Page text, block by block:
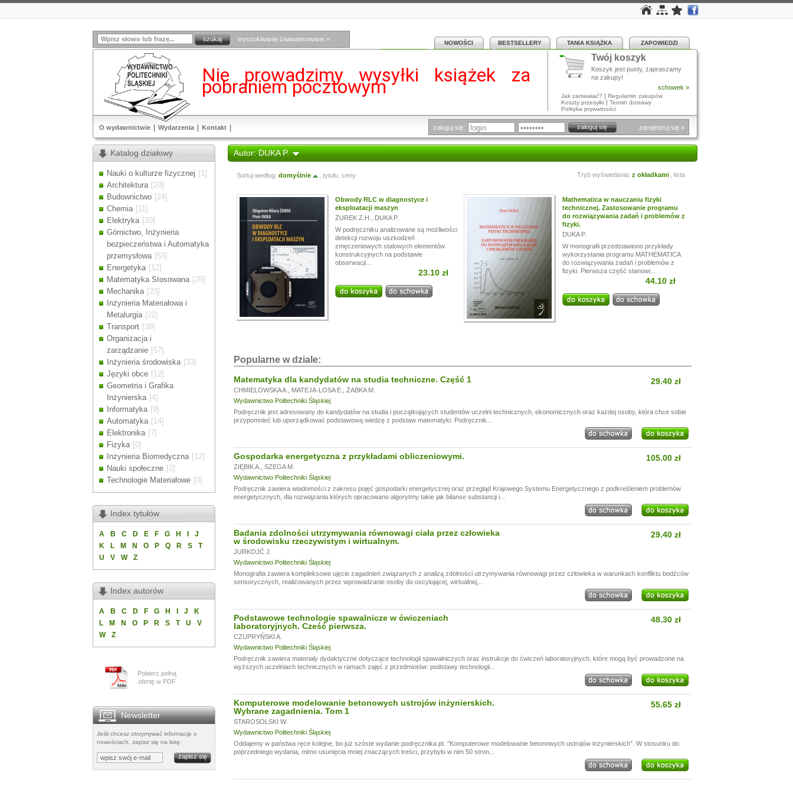
wyszukiwanie zaawansowane »
NOWOŚCI BESTSELLERY TANIA KSIĄŻKA ZAPOWIEDZI
Nie prowadzimy wysyłki książek za
pobraniem pocztowym
Drodzy Klienci!
Ze względu na przerwę wakacyjną, w dniach od13.07. 24.07,
zamówienia mogą być realizowane z opóźnieniem.
Dziękujemy za wyrozumiałość.
Twój koszyk
Koszyk jest pusty, zapraszamy
na zakupy!
schowek »
Jak zamawiać? | Regulamin zakupów
Koszty przesyłki | Termin dostawy
Polityka prywatności
O wydawnictwie Wydarzenia Kontakt zaloguj się: zarejestruj się »
Katalog działowy
Nauki o kulturze fizycznej [1]
Architektura [20]
Budownictwo [24]
Chemia [11]
Elektryka [20]
Górnictwo, Inżynieria
bezpieczeństwa i Automatyka
przemysłowa [53]
Energetyka [12]
Matematyka Stosowana [25]
Mechanika [23]
Inżynieria Materiałowa i
Metalurgia [22]
Transport [38]
Organizacja i
zarządzanie [57]
Inżynieria środowiska [33]
Języki obce [12]
Geometria i Grafika
Inżynierska [4]
Informatyka [9]
Automatyka [14]
Elektronika [7]
Fizyka [0]
Inżynieria Biomedyczna [12]
Nauki społeczne [2]
Technologie Materiałowe [0]
Index tytułów
A B C D E F G H
J
K
L M N O P Q R S
T
U
V W Z
Index autorów
A B C D F G H J
K
L
M N O P R S T U
V
W
Z
Pobierz pełną
ofertę w PDF
Newsletter
Jeśli chcesz otrzymywać informacje o
nowościach, zapisz się na listę:
Autor: DUKA P.
Sortuj według: domyślnie tytułu, ceny Tryb wyświetlania: z okładkami lista
Obwody RLC w diagnostyce i
eksploatacji maszyn
ŻUREK Z.H.
DUKA P.
W podręczniku analizowane są możliwości
detekcji rozwoju uszkodzeń
zmęczeniowych stalowych elementów
konstrukcyjnych na podstawie
obserwacji...
23.10 zł
Mathematica w nauczaniu fizyki
technicznej. Zastosowanie programu
do rozwiązywania zadań i problemów z
fizyki.
DUKA P.
W monografii przedstawiono przykłady
wykorzystania programu MATHEMATICA
do rozwiązywania zadań i problemów z
fizyki. Pierwsza część stanowi...
44.10 zł
Popularne w dziale:
Matematyka dla kandydatów na studia techniczne. Część 1
CHMIELOWSKA A. MATEJA-LOSA E.
ŻABKA M.
Wydawnictwo Politechniki Śląskiej
29.40 zł
Podręcznik jest adresowany do kandydatów na studia i początkujących studentów uczelni technicznych, ekonomicznych oraz każdej osoby, która chce sobie
przypomnieć lub uporządkować podstawową wiedzę z podstaw matematyki. Podręcznik...
Gospodarka energetyczna z przykładami obliczeniowymi.
ZIĘBIK A.
SZEGA M.
Wydawnictwo Politechniki Śląskiej
105.00 zł
Podręcznik zawiera wiadomości z zakresu pojęć gospodarki energetycznej oraz przegląd Krajowego Systemu Energetycznego z podkreśleniem problemów
energetycznych, dla rozwiązania których opracowano algorytmy takie jak bilanse substancji i...
Badania zdolności utrzymywania równowagi ciała przez człowieka
w środowisku rzeczywistym i wirtualnym.
JURKOJĆ J.
Wydawnictwo Politechniki Śląskiej
29.40 zł
Monografia zawiera kompleksowe ujęcie zagadnień związanych z analizą zdolności utrzymywania równowagi przez człowieka w warunkach konfliktu bodźców
sensorycznych, realizowanych przez wprowadzanie osoby do oscylującej, wirtualnej,...
Podstawowe technologie spawalnicze w ćwiczeniach
laboratoryjnych. Cześć pierwsza.
CZUPRYŃSKI A.
Wydawnictwo Politechniki Śląskiej
48.30 zł
Podręcznik zawiera materiały dydaktyczne dotyczące technologii spawalniczych oraz instrukcje do ćwiczeń laboratoryjnych, które mogą być prowadzone na
wyższych uczelniach technicznych w ramach zajęć z przedmiotów: podstawy technologii...
Komputerowe modelowanie betonowych ustrojów inżynierskich.
Wybrane zagadnienia. Tom 1
STAROSOLSKI W.
Wydawnictwo Politechniki Śląskiej
55.65 zł
Oddajemy w państwa ręce kolejne, bo już szóste wydanie podręcznika pt. "Komputerowe modelowanie betonowych ustrojów inżynierskich”. W stosunku do
poprzedniego wydania, mimo usunięcia mniej znaczących treści, przybyło w nim 50 stron...